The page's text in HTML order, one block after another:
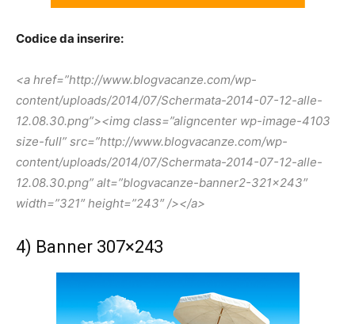
Codice da inserire:
<a href=”http://www.blogvacanze.com/wp-
content/uploads/2014/07/Schermata-2014-07-12-alle-
12.08.30.png”><img class=”aligncenter wp-image-4103
size-full” src=”http://www.blogvacanze.com/wp-
content/uploads/2014/07/Schermata-2014-07-12-alle-
12.08.30.png” alt=”blogvacanze-banner2-321×243″
width=”321″ height=”243″ /></a>
4) Banner 307×243